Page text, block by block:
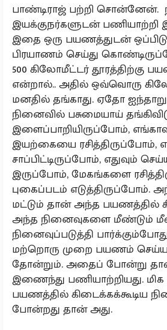
பாண்டிராஜ் பற்றி சொன்னேன்.
இயக்குநர்களுடன் பணியாற்றி
இதை ஒரு பயணத்துடன்
பிரயாணம் செய்து
500 கிலோமீட்டர் தூரத்திற்கு
என்றால்.. அதில் ஒவ்வொரு
மனதில் தங்காது. ஏதோ
நினைவில் பசுமையாய்
இளைப்பாறியிருப்போம்,
இயற்கையை ரசித்திருப்போம்,
சாப்பிட்டிருப்போம், எதுவும்
இருப்போம், மேகங்களை
புகைப்படம் எடுத்திருப்போம்.
மட்டும் தான் அந்த பயணத்தில்
அந்த நினைவுகளை மீண்டும்
நினைவுப்படுத்தி
மற்றொரு முறை பயணம்
தோன்றும். அதைப் போன்று
இணைந்து பணியாற்றியது.
பயணத்தில் கிடைக்கக்கூடிய
போன்றது தான் அது.